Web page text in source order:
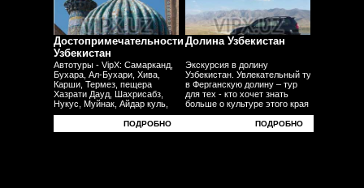
Достопримечательности
Узбекистан
Автотуры - VipX: Самарканд,
Бухара, Ал-Бухари, Хива,
Карши, Термез, пещера
Хазрати Дауд, Шахрисабз,
Нукус, Муйнак, Айдар куль,
Юрта, Фергана, Андижан,
Наманган, Коканд - другие
города.
ПОДРОБНО
Долина Узбекистан
Экскурсия в долину
Узбекистан. Увлекательный тур
в Ферганскую долину – тур
для тех - кто хочет знать
больше о культуре этого края
- плодородных равнин
- узбекского традиционного ремесела.
ПОДРОБНО